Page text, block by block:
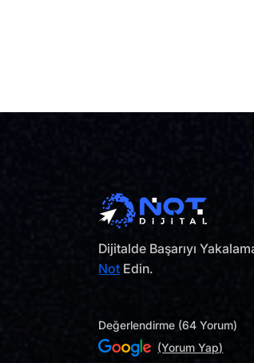
Dijitalde Başarıyı
Not Edin.
Değerlendirme (64 Yorum)
(Yorum Yap)